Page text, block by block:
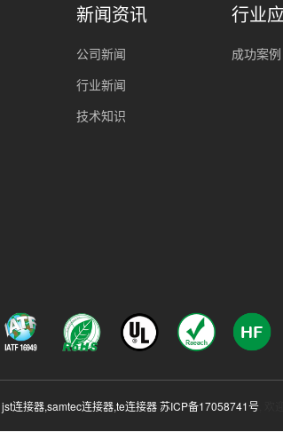
新闻资讯
公司新闻
行业新闻
技术知识
行业
成功案例
jst连接器,samtec连接器,te连接器苏ICP备17058741号